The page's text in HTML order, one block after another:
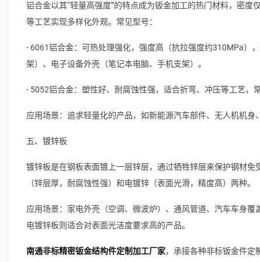
铝合金以其“轻量高强度”的特点成为钣金加工的热门材料，密
等工艺实现多样化外观。常见型号：
- 6061铝合金：可热处理强化，强度高（抗拉强度约310MPa）
架）、电子设备外壳（笔记本电脑、手机支架）。
- 5052铝合金：塑性好、耐腐蚀性强，适合折弯、冲压等工艺，
应用场景：追求轻量化的产品，如新能源汽车部件、无人机机身
五、镀锌板
镀锌板是在钢板表面镀上一层锌层，通过牺牲锌层来保护钢材
（锌层厚，耐腐蚀性强）和电镀锌（表面光滑，精度高）两种。
应用场景：家电外壳（空调、微波炉）、通风管道、汽车车身
电镀锌板则适合对表面光洁度要求高的产品。
南通非标精密钣金结构件定制加工厂家，承接各种非标钣金件定